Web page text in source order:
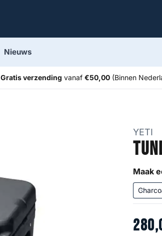
Nieuws
Gratis verzending vanaf €50,00(Binnen
YETI
Maak
280,